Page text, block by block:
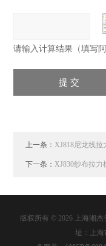
请输入计算结果（填写
上一条：XJ818尼龙线拉
下一条：XJ830纱布拉力
版权所有 © 2026 上海湘
址：上海